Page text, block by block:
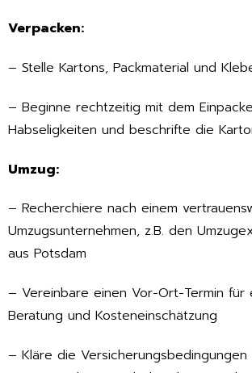
Verpacken:
– Stelle Kartons, Packmaterial und
– Beginne rechtzeitig mit dem
Habseligkeiten und beschrifte die
Umzug:
– Recherchiere nach einem
Umzugsunternehmen, z.B. den
aus Potsdam
– Vereinbare einen Vor-Ort-Termin für
Beratung und Kosteneinschätzung
– Kläre die